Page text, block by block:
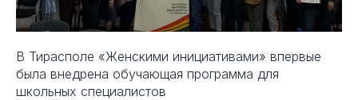
В Тирасполе «Женскими инициативами» впервые
была внедрена обучающая программа для
школьных специалистов